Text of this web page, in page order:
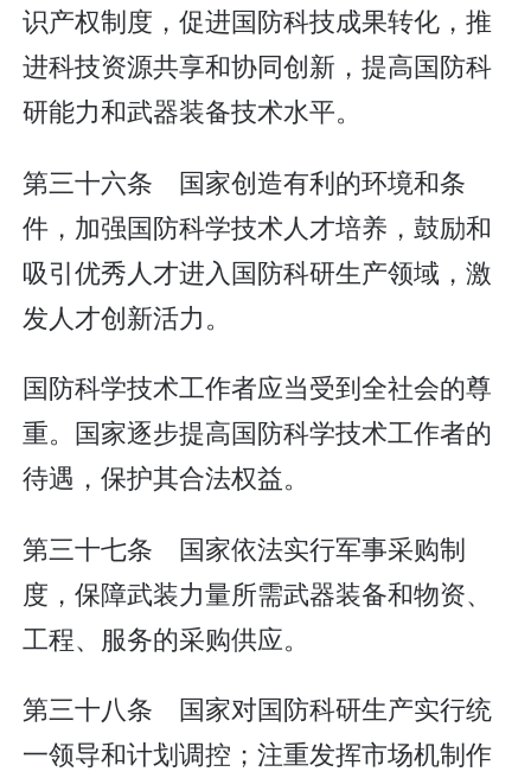
识产权制度，促进国防科技成果转化，推
进科技资源共享和协同创新，提高国防科
研能力和武器装备技术水平。
第三十六条 国家创造有利的环境和条
件，加强国防科学技术人才培养，鼓励和
吸引优秀人才进入国防科研生产领域，激
发人才创新活力。
国防科学技术工作者应当受到全社会的尊
重。国家逐步提高国防科学技术工作者的
待遇，保护其合法权益。
第三十七条 国家依法实行军事采购制
度，保障武装力量所需武器装备和物资、
工程、服务的采购供应。
第三十八条 国家对国防科研生产实行统
一领导和计划调控；注重发挥市场机制作